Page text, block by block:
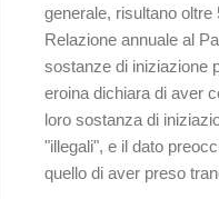
generale, risultano
Relazione annuale al
sostanze di iniziazione
eroina dichiara di aver
loro sostanza di
"illegali", e il dato
quello di aver preso